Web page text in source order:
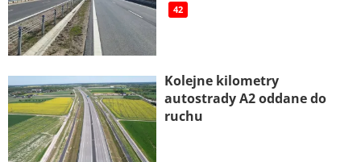
42
Kolejne kilometry
autostrady A2 oddane do
ruchu